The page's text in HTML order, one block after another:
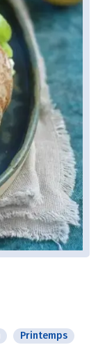
Printemps